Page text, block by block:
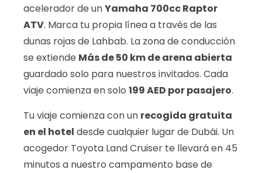
acelerador de unYamaha 700cc Raptor
ATV. Marca tu propia línea a través de las
dunas rojas de Lahbab. La zona de conducción
se extiende Más de 50 km de arena abierta
guardado solo para nuestros invitados. Cada
viaje comienza en solo 199 AED por pasajero.
Tu viaje comienza con un recogida gratuita
en el hotel desde cualquier lugar de Dubái. Un
acogedor Toyota Land Cruiser te llevará en 45
minutos a nuestro campamento base de